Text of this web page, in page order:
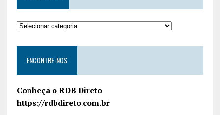
ENCONTRE-NOS
Conheça o RDB Direto
https://rdbdireto.com.br